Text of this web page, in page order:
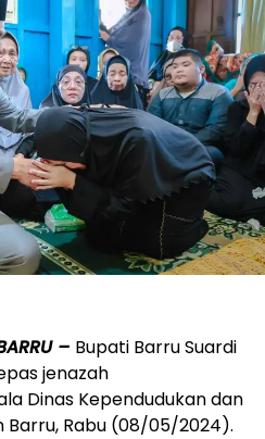
– Bupati Barru Suardi
jenazah
Dinas Kependudukan dan
Rabu (08/05/2024).